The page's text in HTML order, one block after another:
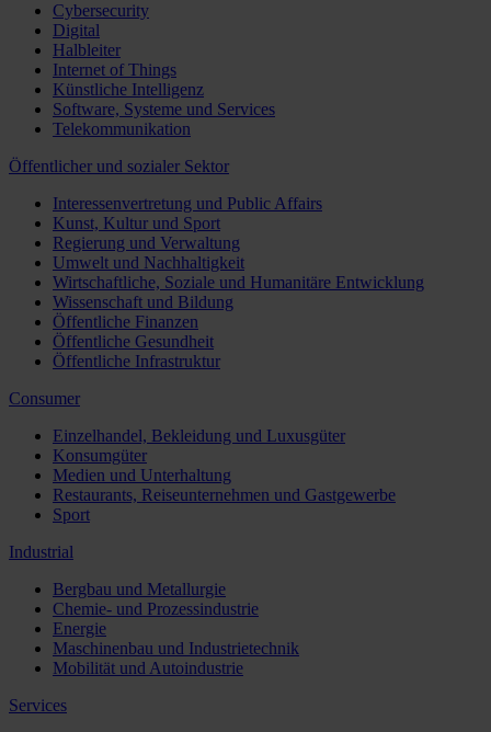
Cybersecurity
Digital
Halbleiter
Internet of Things
Künstliche Intelligenz
Software, Systeme und Services
Telekommunikation
Öffentlicher und sozialer Sektor
Interessenvertretung und Public Affairs
Kunst, Kultur und Sport
Regierung und Verwaltung
Umwelt und Nachhaltigkeit
Wirtschaftliche, Soziale und Humanitäre Entwicklung
Wissenschaft und Bildung
Öffentliche Finanzen
Öffentliche Gesundheit
Öffentliche Infrastruktur
Consumer
Einzelhandel, Bekleidung und Luxusgüter
Konsumgüter
Medien und Unterhaltung
Restaurants, Reiseunternehmen und Gastgewerbe
Sport
Industrial
Bergbau und Metallurgie
Chemie- und Prozessindustrie
Energie
Maschinenbau und Industrietechnik
Mobilität und Autoindustrie
Services